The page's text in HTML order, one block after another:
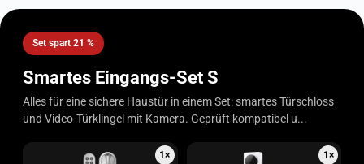
Set spart 21 %
Smartes Eingangs-Set S
Alles für eine sichere Haustür in einem Set: smartes Türschloss
und Video-Türklingel mit Kamera. Geprüft kompatibel u...
1× 1×